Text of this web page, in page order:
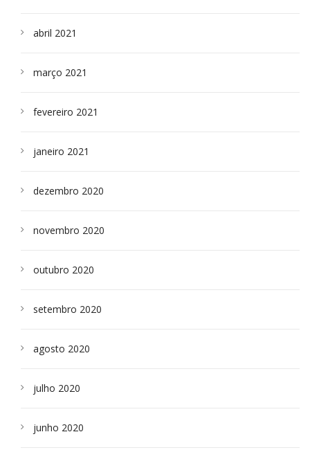
abril 2021
março 2021
fevereiro 2021
janeiro 2021
dezembro 2020
novembro 2020
outubro 2020
setembro 2020
agosto 2020
julho 2020
junho 2020